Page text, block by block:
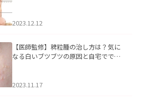
2023.12.12
【医師監修】稗粒腫の治し方は？気に
なる白いブツブツの原因と自宅ででき
2023.11.17